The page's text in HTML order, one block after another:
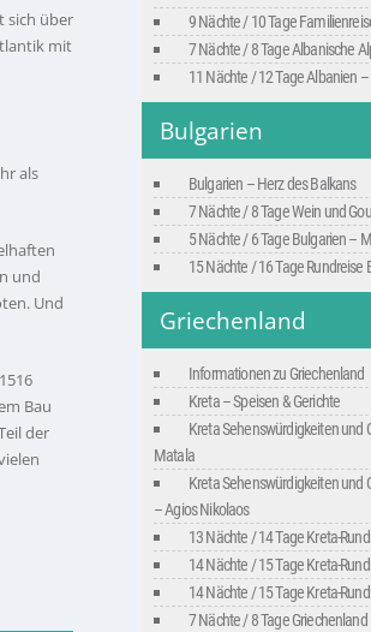
sich über
mit
als
und
Und
Bau
der
9 Nächte / 10 Tage
7 Nächte / 8 Tage Albanische
11 Nächte / 12 Tage Albanien
Bulgarien
Bulgarien – Herz des Balkans
7 Nächte / 8 Tage Wein und
5 Nächte / 6 Tage Bulgarien –
15 Nächte / 16 Tage Rundreise
Griechenland
Informationen zu Griechenland
Kreta – Speisen & Gerichte
Kreta Sehenswürdigkeiten und
Matala
Kreta Sehenswürdigkeiten und
– Agios Nikolaos
13 Nächte / 14 Tage Kreta-
14 Nächte / 15 Tage Kreta-
14 Nächte / 15 Tage Kreta-
7 Nächte / 8 Tage